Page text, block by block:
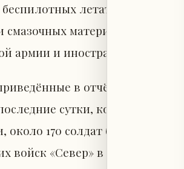
летательных
смазочных материалов, а
армии и иностранных
в отчёте
сутки, которые
около 170 солдат были
войск «Север» в районах Сумы